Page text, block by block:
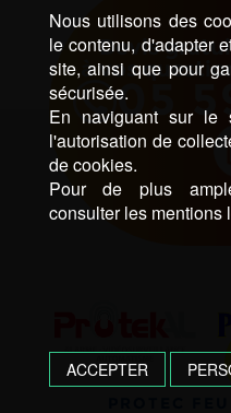
Devis
à vos
05
Nous utilisons des
le contenu, d'adapter
site, ainsi que pour
sécurisée.
En naviguant sur le
l'autorisation de
de cookies.
Pour de plus
consulter les mentions
ACCEPTER